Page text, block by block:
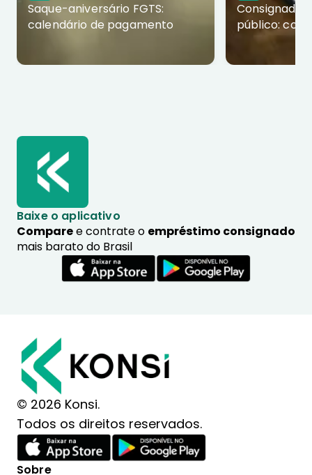
Saque-aniversário FGTS:
calendário de pagamento
Consignado
público:
Baixe o aplicativo
Comparee contrate o empréstimo consignado
mais barato do Brasil
© 2026 Konsi.
Todos os direitos reservados.
Sobre